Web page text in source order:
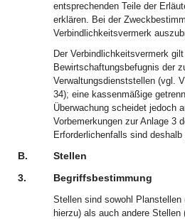
entsprechenden Teile der
erklären. Bei der
Verbindlichkeitsvermerk
Der Verbindlichkeitsvermerk
Bewirtschaftungsbefugnis der
Verwaltungsdienststellen (vgl.
34); eine kassenmäßige
Überwachung scheidet jedoch
Vorbemerkungen zur Anlage 3
Erforderlichenfalls sind
B.
Stellen
3.
Begriffsbestimmung
Stellen sind sowohl
hierzu) als auch andere